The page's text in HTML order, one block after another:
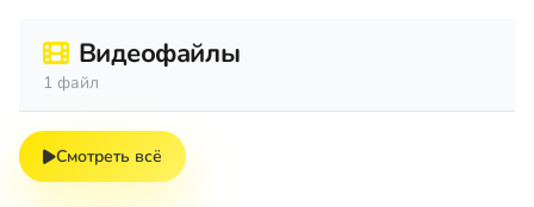
Видеофайлы
1 файл
Смотреть всё